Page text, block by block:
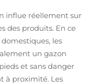
influe réellement sur
des produits. En ce
les
un gazon
et sans danger
à proximité. Les